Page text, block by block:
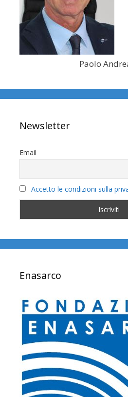
Paolo
Newsletter
Email
Accetto le condizioni sulla
Enasarco